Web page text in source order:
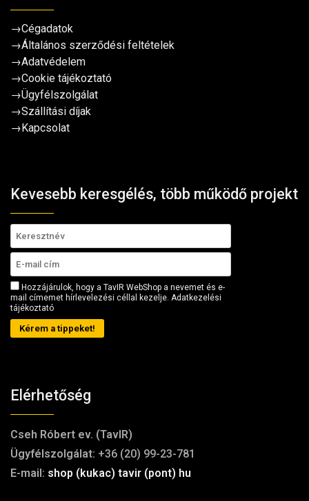
→Cégadatok
→Általános szerződési feltételek
→Adatvédelem
→Cookie tájékoztató
→Ügyfélszolgálat
→Szállítási díjak
→Kapcsolat
Kevesebb keresgélés, több működő projekt
Hozzájárulok, hogy a TavIR WebShop a nevemet és e-
mail címemet hírlevelezési céllal kezelje. Adatkezelési
tájékoztató
Kérem a tippeket!
Elérhetőség
Cseh Róbert ev. (TavIR)
Ügyfélszolgálat: +36 (20) 99-23-781
E-mail: shop (kukac) tavir (pont) hu